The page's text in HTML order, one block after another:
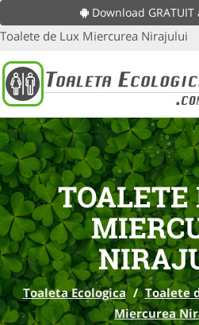
Download
Toalete de Lux Miercurea Nirajului
TOALETE
Toaleta Ecologica / Toalete
Miercurea